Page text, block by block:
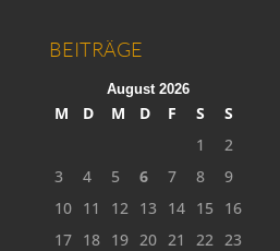
BEITRÄGE
August 2026
M D M D F S
S
1
2
3
4 5 6 7 8
9
10 11 12 13 14 15
16
17 18 19 20 21 22 23